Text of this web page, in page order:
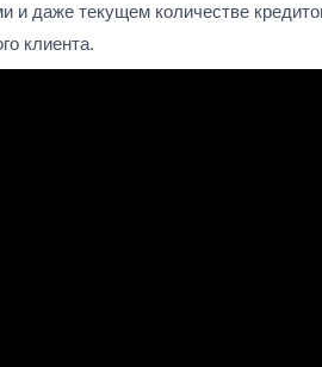
и даже текущем количестве
клиента.